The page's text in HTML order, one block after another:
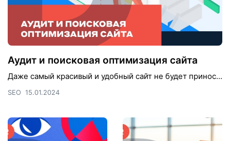
Аудит и поисковая оптимизация сайта
Даже самый красивый и удобный сайт не будет принос...
SEO 15.01.2024